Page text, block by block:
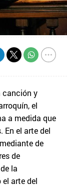
canción y
el
a medida que
En el arte del
de
de
la
arte del